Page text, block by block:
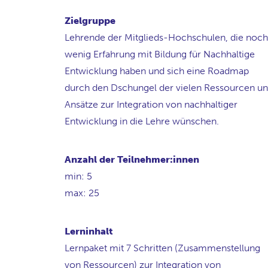
Zielgruppe
Lehrende der Mitglieds-Hochschulen, die noch
wenig Erfahrung mit Bildung für Nachhaltige
Entwicklung haben und sich eine Roadmap
durch den Dschungel der vielen Ressourcen
Ansätze zur Integration von nachhaltiger
Entwicklung in die Lehre wünschen.
Anzahl der Teilnehmer:innen
min: 5
max: 25
Lerninhalt
Lernpaket mit 7 Schritten (Zusammenstellung
von Ressourcen) zur Integration von